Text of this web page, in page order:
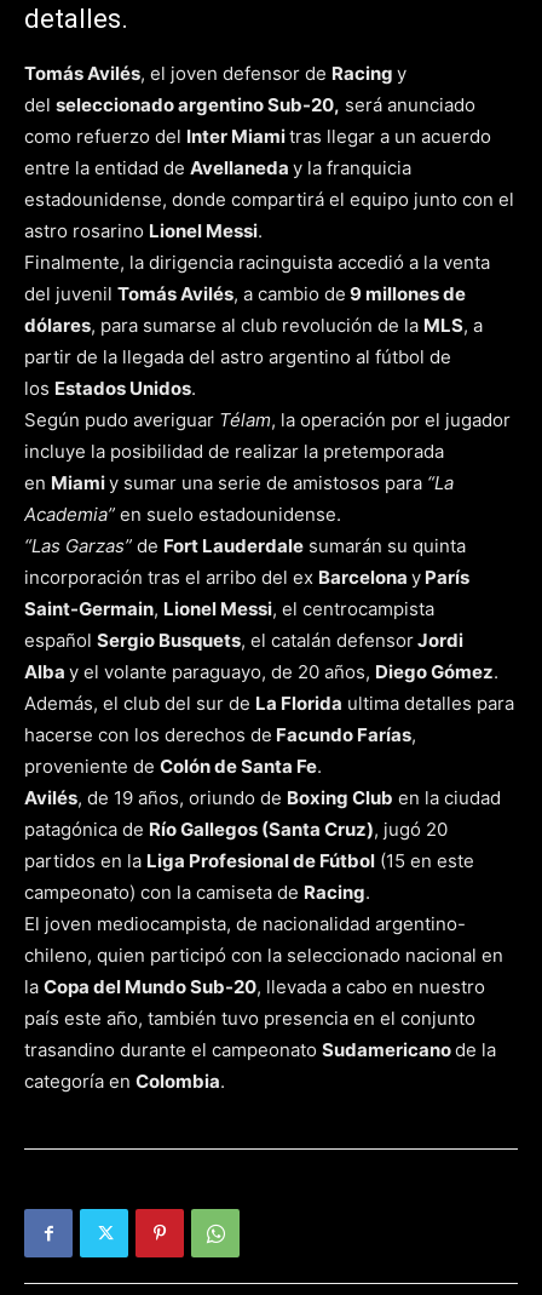
detalles.
Tomás Avilés, el joven defensor de Racing y
del seleccionado argentino Sub-20, será anunciado
como refuerzo del Inter Miamitras llegar a un acuerdo
entre la entidad de Avellaneda y la franquicia
estadounidense, donde compartirá el equipo junto con el
astro rosarino Lionel Messi.
Finalmente, la dirigencia racinguista accedió a la venta
del juvenil Tomás Avilés, a cambio de 9 millones de
dólares, para sumarse al club revolución de la MLS, a
partir de la llegada del astro argentino al fútbol de
los Estados Unidos.
Según pudo averiguar Télam, la operación por el jugador
incluye la posibilidad de realizar la pretemporada
en Miamiy sumar una serie de amistosos para “La
Academia” en suelo estadounidense.
“Las Garzas” de Fort Lauderdale sumarán su quinta
incorporación tras el arribo del ex Barcelona y París
Saint-Germain, Lionel Messi, el centrocampista
español Sergio Busquets, el catalán defensorJordi
Alba y el volante paraguayo, de 20 años, Diego Gómez.
Además, el club del sur de La Florida ultima detalles para
hacerse con los derechos de Facundo Farías,
proveniente de Colón de Santa Fe.
Avilés, de 19 años, oriundo de Boxing Club en la ciudad
patagónica de Río Gallegos (Santa Cruz), jugó 20
partidos en la Liga Profesional de Fútbol (15 en este
campeonato) con la camiseta de Racing.
El joven mediocampista, de nacionalidad argentino-
chileno, quien participó con la seleccionado nacional en
la Copa del Mundo Sub-20, llevada a cabo en nuestro
país este año, también tuvo presencia en el conjunto
trasandino durante el campeonato Sudamericanode la
categoría en Colombia.